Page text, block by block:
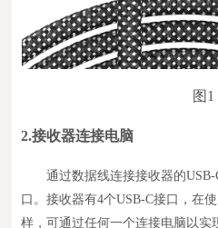
图1
2.接收器连接电脑
通过数据线连接接收器的
口。接收器有4个USB-C接口，在
样，可通过任何一个连接电脑以实